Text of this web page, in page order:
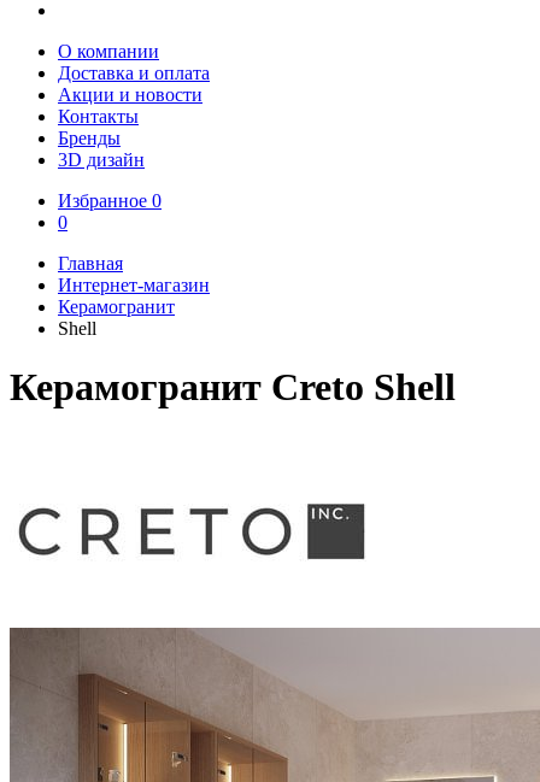
О компании
Доставка и оплата
Акции и новости
Контакты
Бренды
3D дизайн
Избранное 0
0
Главная
Интернет-магазин
Керамогранит
Shell
Керамогранит Creto Shell